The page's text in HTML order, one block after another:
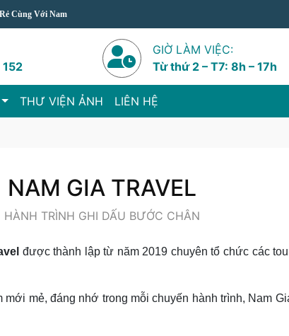
Với Nam Gia Travel
GIỜ LÀM VIỆC:
Từ thứ 2 – T7: 8h – 17h
THƯ VIỆN ẢNH LIÊN HỆ
NAM GIA TRAVEL
HÀNH TRÌNH GHI DẤU BƯỚC CHÂN
được thành lập từ năm 2019 chuyên tổ chức các
mẻ, đáng nhớ trong mỗi chuyến hành trình, Nam